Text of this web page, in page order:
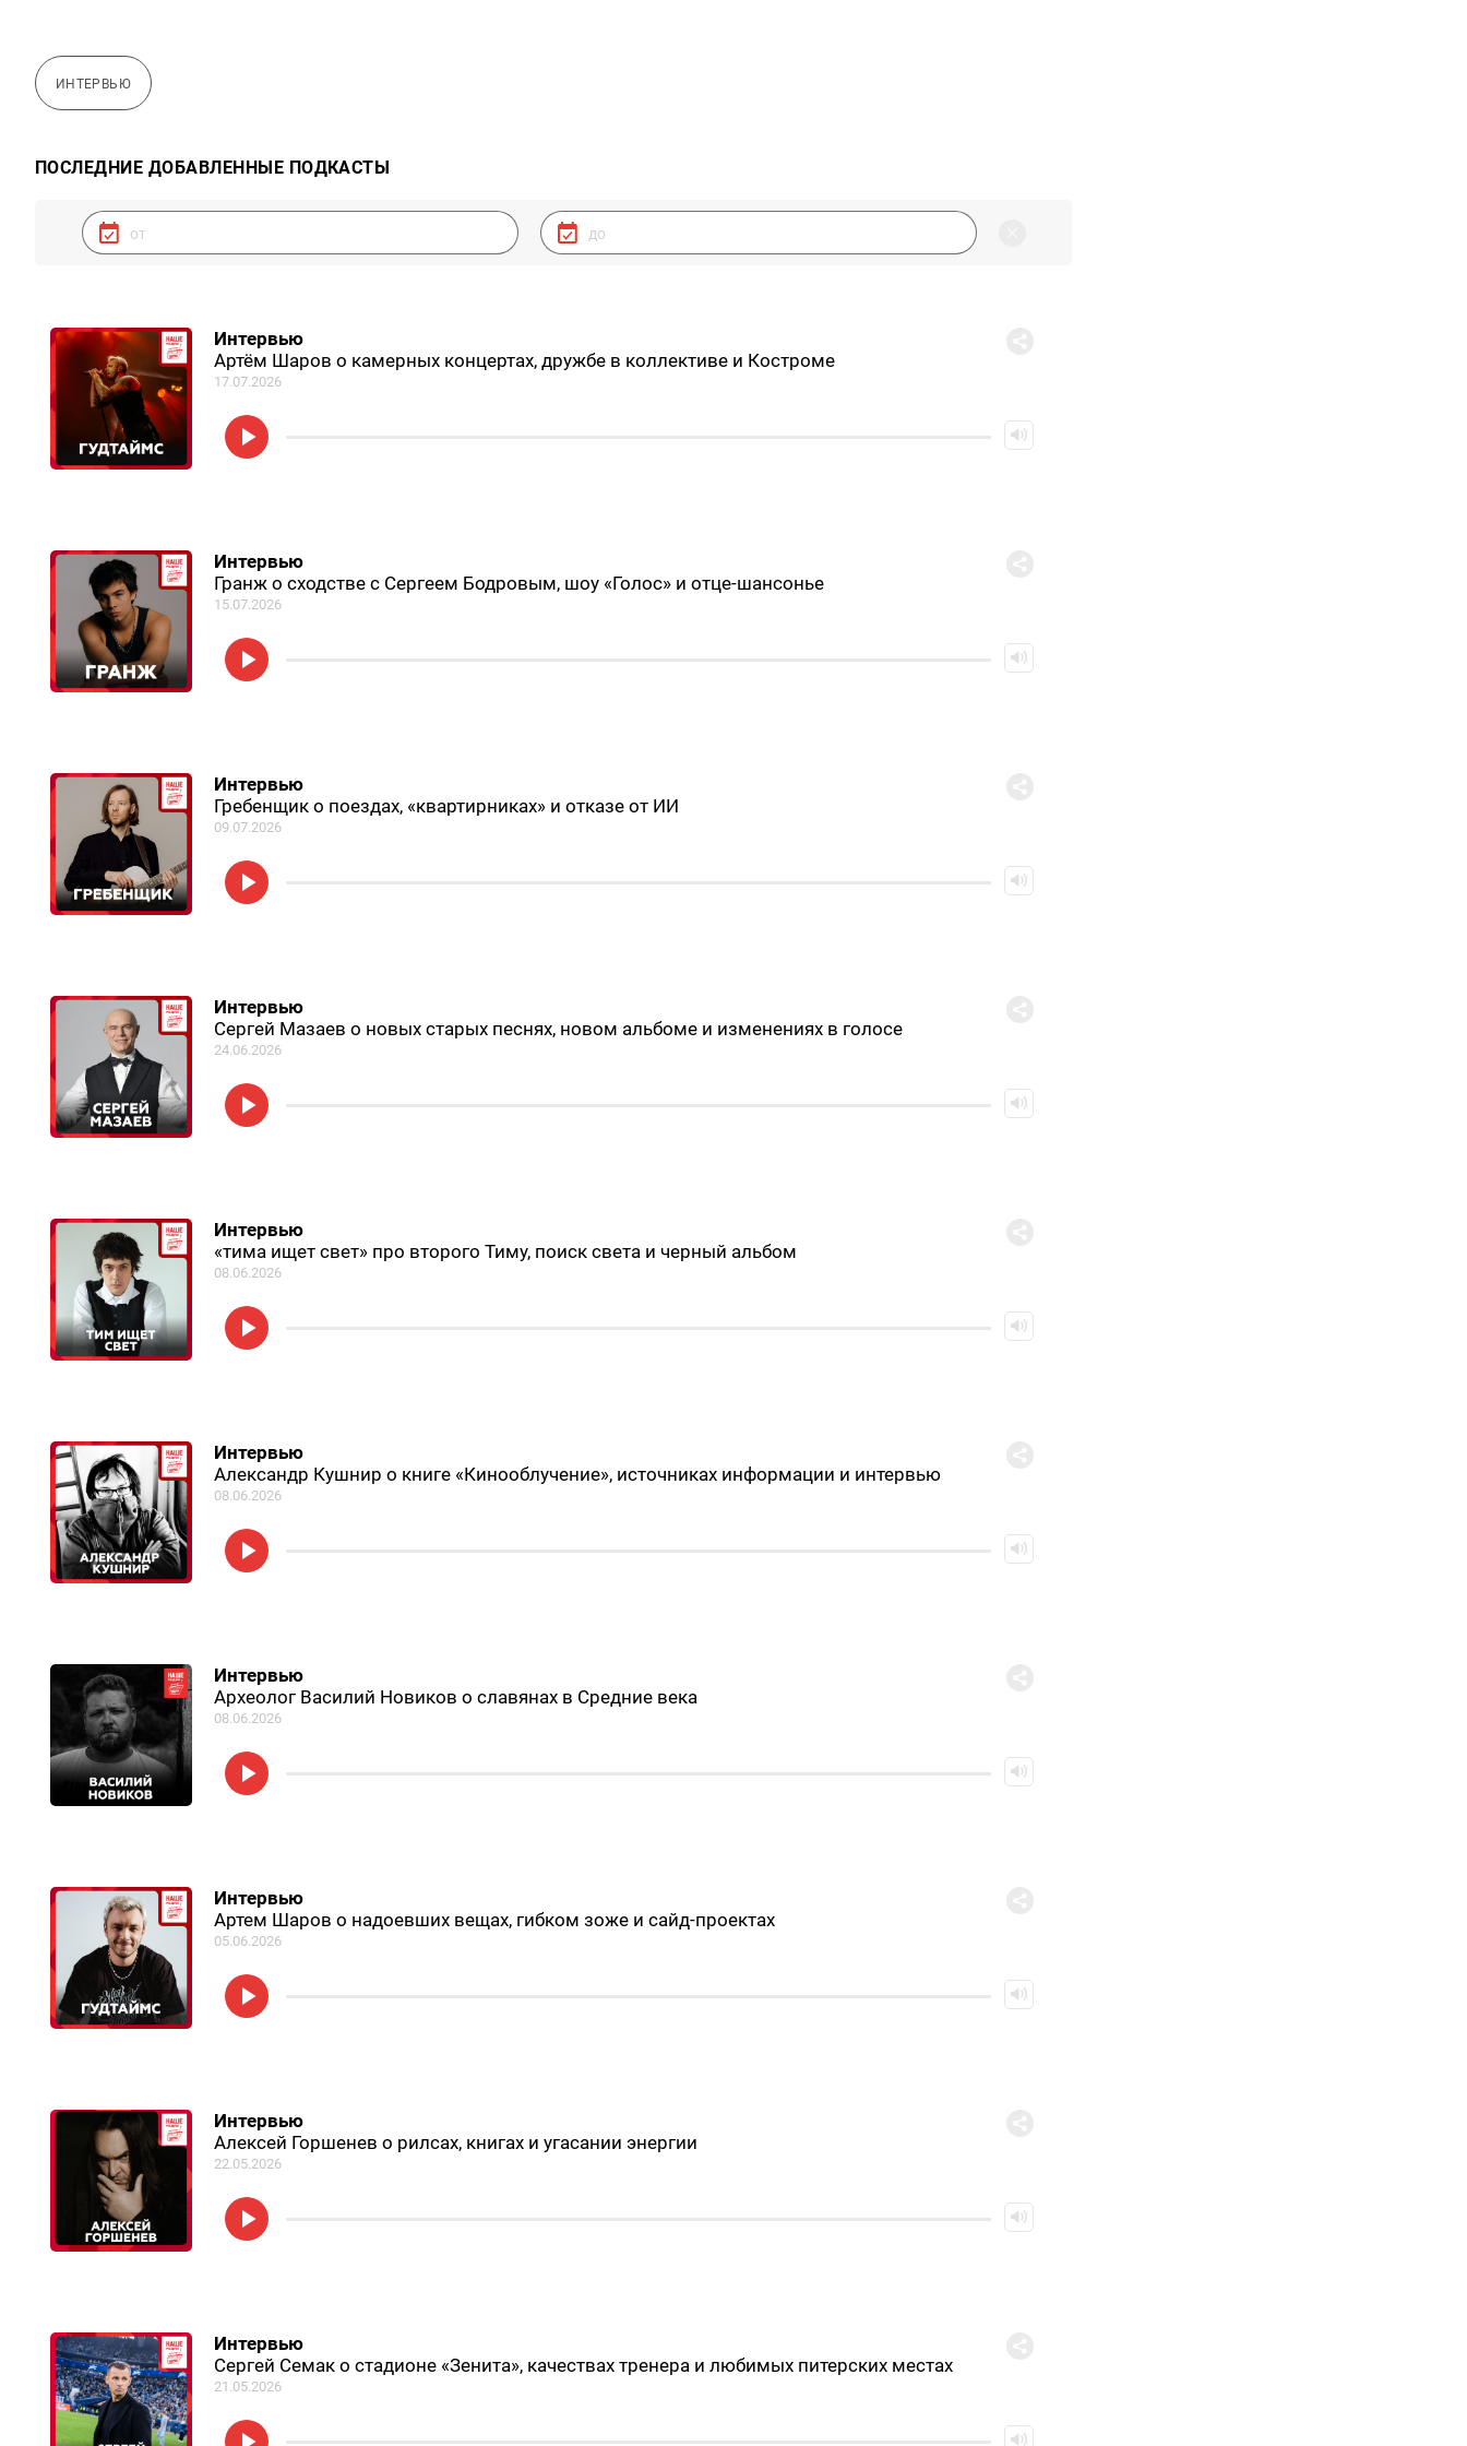
ИНТЕРВЬЮ
ПОСЛЕДНИЕ ДОБАВЛЕННЫЕ ПОДКАСТЫ
Интервью
Артём Шаров о камерных концертах, дружбе в коллективе и Костроме
17.07.2026
Интервью
Гранж о сходстве с Сергеем Бодровым, шоу «Голос» и отце-шансонье
15.07.2026
Интервью
Гребенщик о поездах, «квартирниках» и отказе от ИИ
09.07.2026
Интервью
Сергей Мазаев о новых старых песнях, новом альбоме и изменениях в голосе
24.06.2026
Интервью
«тима ищет свет» про второго Тиму, поиск света и черный альбом
08.06.2026
Интервью
Александр Кушнир о книге «Кинооблучение», источниках информации и интервью
08.06.2026
Интервью
Археолог Василий Новиков о славянах в Средние века
08.06.2026
Интервью
Артем Шаров о надоевших вещах, гибком зоже и сайд-проектах
05.06.2026
Интервью
Алексей Горшенев о рилсах, книгах и угасании энергии
22.05.2026
Интервью
Сергей Семак о стадионе «Зенита», качествах тренера и любимых питерских местах
21.05.2026